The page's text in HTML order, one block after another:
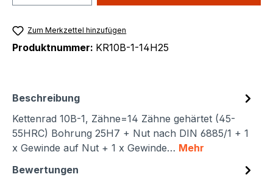
Zum Merkzettel hinzufügen
Produktnummer: KR10B-1-14H25
Beschreibung
Kettenrad 10B-1, Zähne=14 Zähne gehärtet (45-
55HRC) Bohrung 25H7 + Nut nach DIN 6885/1 + 1
x Gewinde auf Nut + 1 x Gewinde… Mehr
Bewertungen